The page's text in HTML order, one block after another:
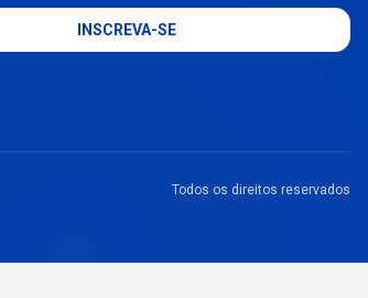
INSCREVA-SE
Todos os direitos reservados